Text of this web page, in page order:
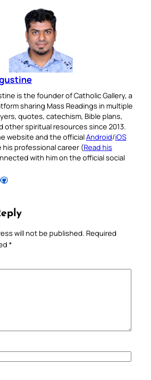
is the founder of Catholic Gallery, a
sharing Mass Readings in multiple
quotes, catechism, Bible plans,
other spiritual resources since 2013.
website and the officialAndroid/iOS
his professional career (Read his
with him on the official social
Follow Pradeep on GitHub
will not be published. Required
*